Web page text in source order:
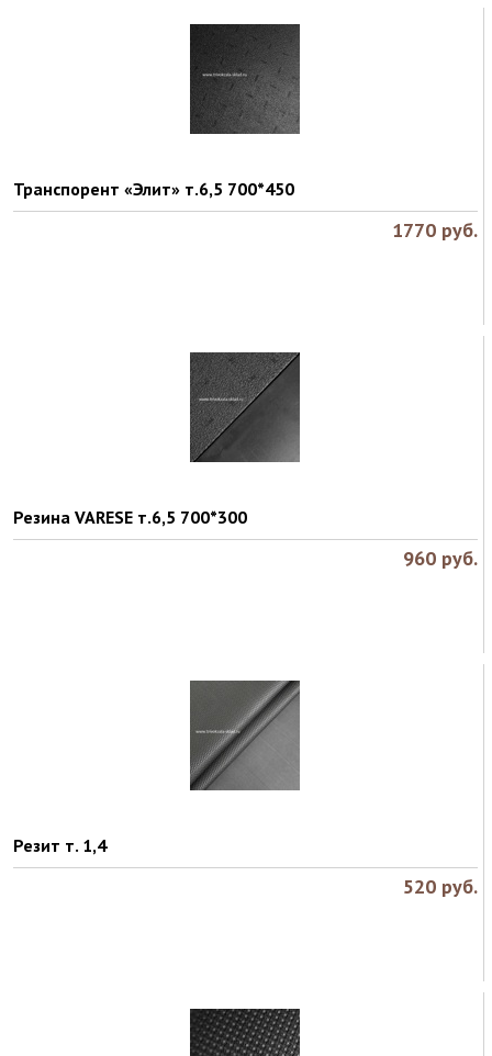
Транспорент «Элит» т.6,5 700*450
1770 руб.
Резина VARESE т.6,5 700*300
960 руб.
Резит т. 1,4
520 руб.